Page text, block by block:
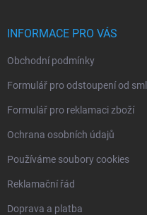
INFORMACE PRO VÁS
Obchodní podmínky
Formulář pro odstoupení od
Formulář pro reklamaci zboží
Ochrana osobních údajů
Používáme soubory cookies
Reklamační řád
Doprava a platba